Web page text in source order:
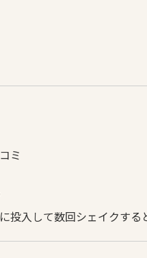
ミ
投入して数回シェイクする